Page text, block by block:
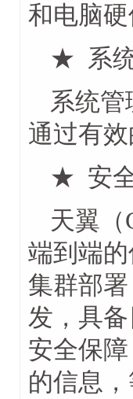
和电脑
★ 系
系统
通过有
★ 安
天翼（
端到端
集群部
发，具
安全保
的信息